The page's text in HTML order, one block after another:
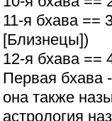
11-я бхава ==
[Близнецы])
12-я бхава ==
Первая бхава
она также
астрология